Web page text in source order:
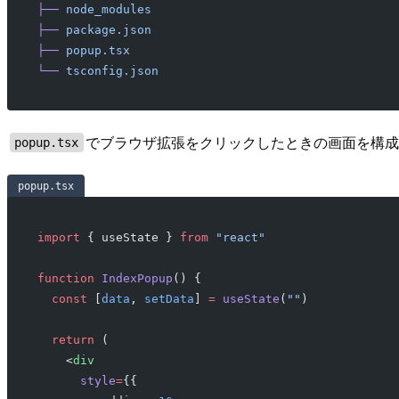
├── node_modules
├── package.json
├── popup.tsx
└── tsconfig.json
popup.tsx でブラウザ拡張をクリックしたときの画面を構成
popup.tsx
import { useState } from "react"
function IndexPopup () {
  const
[data , setData ] = useState ( "" )
  return
(
    <
div
      style
={{